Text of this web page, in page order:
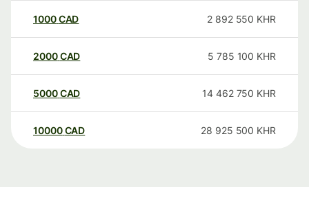
1000CAD 2 892 550 KHR
2000CAD 5 785 100 KHR
5000CAD 14 462 750 KHR
10000 CAD 28 925 500 KHR